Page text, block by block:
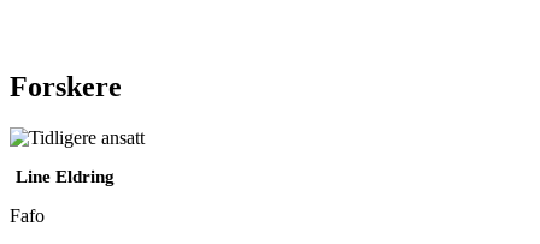
Forskere
Line Eldring
Fafo